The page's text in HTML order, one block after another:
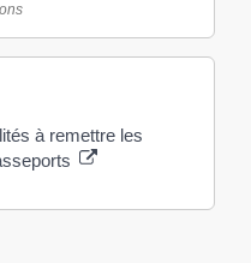
à remettre les